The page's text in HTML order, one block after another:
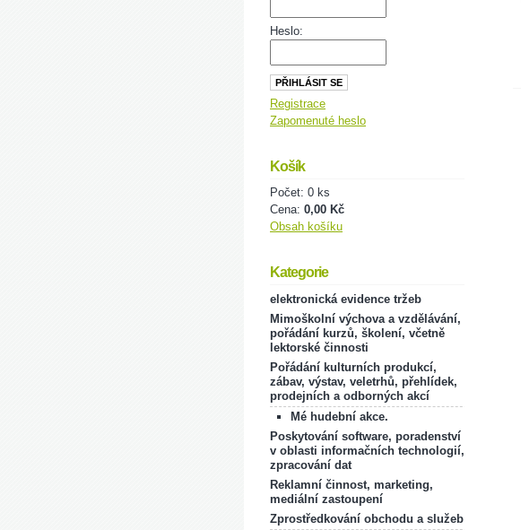
Heslo:
Registrace
Zapomenuté heslo
Košík
Počet: 0 ks
Cena: 0,00 Kč
Obsah košíku
Kategorie
elektronická evidence tržeb
Mimoškolní výchova a vzdělávání,
pořádání kurzů, školení, včetně
lektorské činnosti
Pořádání kulturních produkcí,
zábav, výstav, veletrhů, přehlídek,
prodejních a odborných akcí
Mé hudební akce.
Poskytování software, poradenství
v oblasti informačních technologií,
zpracování dat
Reklamní činnost, marketing,
mediální zastoupení
Zprostředkování obchodu a služeb